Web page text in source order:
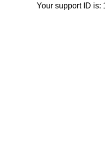
Your support ID is: